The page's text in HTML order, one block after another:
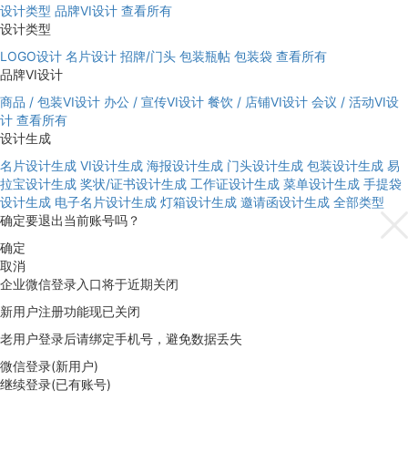
设计类型 品牌VI设计 查看所有
设计类型
LOGO设计 名片设计 招牌/门头 包装瓶帖 包装袋 查看所有
品牌VI设计
商品 / 包装VI设计 办公 / 宣传VI设计 餐饮 / 店铺VI设计 会议 / 活动VI设
计 查看所有
设计生成
名片设计生成 VI设计生成 海报设计生成 门头设计生成 包装设计生成 易
拉宝设计生成 奖状/证书设计生成 工作证设计生成 菜单设计生成 手提袋
设计生成 电子名片设计生成 灯箱设计生成 邀请函设计生成 全部类型
确定要退出当前账号吗？
确定
取消
企业微信登录入口将于近期关闭
新用户注册功能现已关闭
老用户登录后请绑定手机号，避免数据丢失
微信登录(新用户)
继续登录(已有账号)